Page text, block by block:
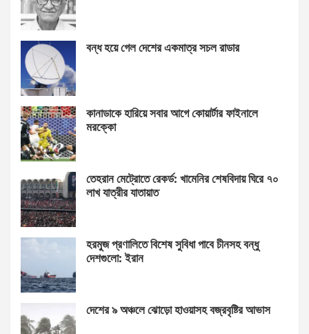
বন্ধ হয়ে গেল দেশের একমাত্র সচল রাডার
কানাডাকে হারিয়ে সবার আগে কোয়ার্টার ফাইনালে
মরক্কো
তেহরান মেট্রোতে রেকর্ড: খামেনির শেষবিদায় ঘিরে ৭০
লাখ যাত্রীর যাতায়াত
হরমুজ প্রণালিতে বিশেষ সুবিধা পাবে চীনসহ বন্ধু
দেশগুলো: ইরান
দেশের ৯ অঞ্চলে ঝোড়ো হাওয়াসহ বজ্রবৃষ্টির আভাস